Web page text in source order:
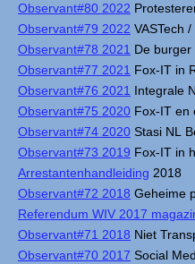
Observant#80 2022
Observant#79 2022 VASTech
Observant#78 2021 De burger
Observant#77 2021 Fox-IT in
Observant#76 2021 Integrale
Observant#75 2020 Fox-IT en
Observant#74 2020 Stasi NL
Observant#73 2019 Fox-IT in
Arrestantenhandleiding 2018
Observant#72 2018 Geheime
Referendum WIV 2017
Observant#71 2018 Niet
Observant#70 2017 Social